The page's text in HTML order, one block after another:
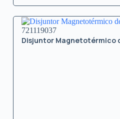
721119037
Disjuntor Magnetotérmico